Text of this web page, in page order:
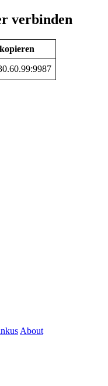
verbinden
About